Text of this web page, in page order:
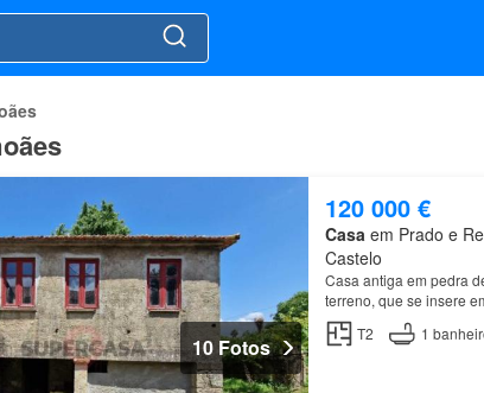
10 Fotos
120 000 €
Casaem Prado e
Castelo
Casa antiga em pedra
terreno, que se insere
T2
1